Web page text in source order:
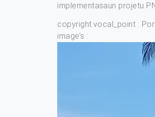
implementasaun projetu
copyright.vocal_point :
image’s :